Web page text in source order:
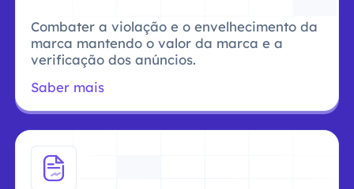
Combater a violação e o envelhecimento da
marca mantendo o valor da marca e a
verificação dos anúncios.
Saber mais